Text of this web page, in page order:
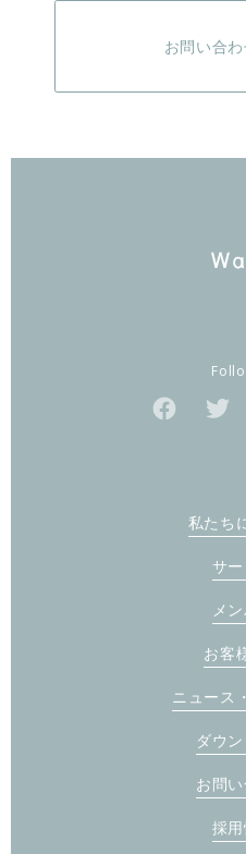
お問い合
私たち
サー
メ
お客
ニュース
ダウ
お問
採